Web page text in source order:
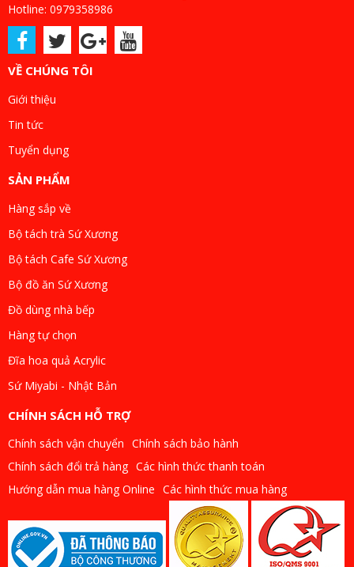
Hotline: 0979358986
VỀ CHÚNG TÔI
Giới thiệu
Tin tức
Tuyển dụng
SẢN PHẨM
Hàng sắp về
Bộ tách trà Sứ Xương
Bộ tách Cafe Sứ Xương
Bộ đồ ăn Sứ Xương
Đồ dùng nhà bếp
Hàng tự chọn
Đĩa hoa quả Acrylic
Sứ Miyabi - Nhật Bản
CHÍNH SÁCH HỖ TRỢ
Chính sách vận chuyển Chính sách bảo hành
Chính sách đổi trả hàng Các hình thức thanh toán
Hướng dẫn mua hàng Online Các hình thức mua hàng